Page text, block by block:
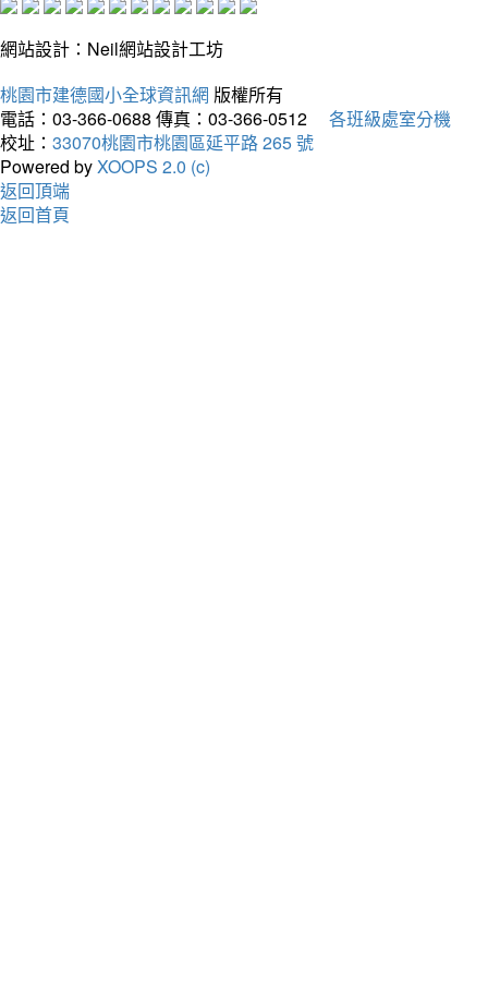
網站設計：Neil網站設計工坊
桃園市建德國小全球資訊網 版權所有
電話：03-366-0688 傳真：03-366-0512
各班級處室分機
校址： 33070桃園市桃園區延平路 265 號
Powered byXOOPS 2.0 (c)
返回頂端
返回首頁